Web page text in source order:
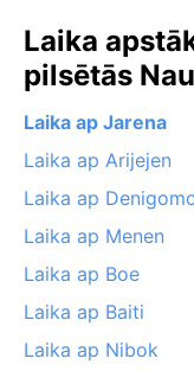
Laika
pilsētās
Laika ap Jarena
Laika ap Arijejen
Laika ap
Laika ap Menen
Laika ap Boe
Laika ap Baiti
Laika ap Nibok